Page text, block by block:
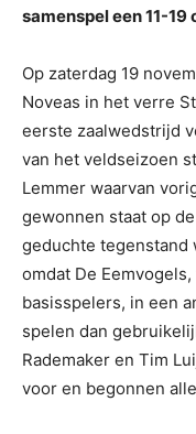
samenspel een 11-
Op zaterdag 19
Noveas in het verre
eerste zaalwedstrijd
van het veldseizoen
Lemmer waarvan
gewonnen staat op
geduchte tegenstand
omdat De
basisspelers, in een
spelen dan
Rademaker en Tim
voor en begonnen